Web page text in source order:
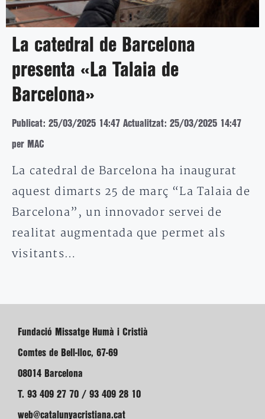
La catedral de Barcelona
presenta «La Talaia de
Barcelona»
Publicat: 25/03/2025 14:47 Actualitzat: 25/03/2025 14:47
per MAC
La catedral de Barcelona ha inaugurat
aquest dimarts 25 de març “La Talaia de
Barcelona”, un innovador servei de
realitat augmentada que permet als
visitants…
Fundació Missatge Humà i Cristià
Comtes de Bell-lloc, 67-69
08014 Barcelona
T. 93 409 27 70 / 93 409 28 10
web@catalunyacristiana.cat